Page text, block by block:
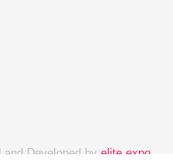
Developed by elite expo